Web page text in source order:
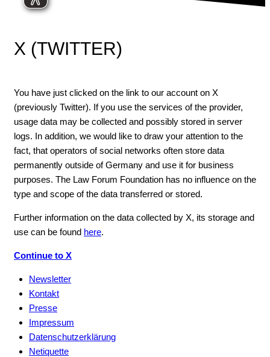
X (TWITTER)
You have just clicked on the link to our account on X
(previously Twitter). If you use the services of the provider,
usage data may be collected and possibly stored in server
logs. In addition, we would like to draw your attention to the
fact, that operators of social networks often store data
permanently outside of Germany and use it for business
purposes. The Law Forum Foundation has no influence on the
type and scope of the data transferred or stored.
Further information on the data collected by X, its storage and
use can be found here.
Continue to X
Newsletter
Kontakt
Presse
Impressum
Datenschutzerklärung
Netiquette